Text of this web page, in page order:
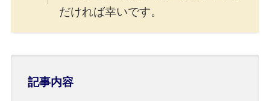
だければ幸いです。
記事内容